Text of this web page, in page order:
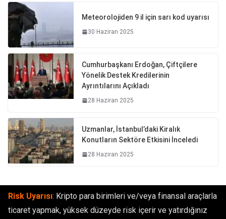
Meteorolojiden 9 il için sarı kod uyarısı
30 Haziran 2025
Cumhurbaşkanı Erdoğan, Çiftçilere
Yönelik Destek Kredilerinin
Ayrıntılarını Açıkladı
28 Haziran 2025
Uzmanlar, İstanbul’daki Kiralık
Konutların Sektöre Etkisini İnceledi
28 Haziran 2025
Risk Uyarısı: Kripto para birimleri ve/veya finansal araçlarla
ticaret yapmak, yüksek düzeyde risk içerir ve yatırdığınız